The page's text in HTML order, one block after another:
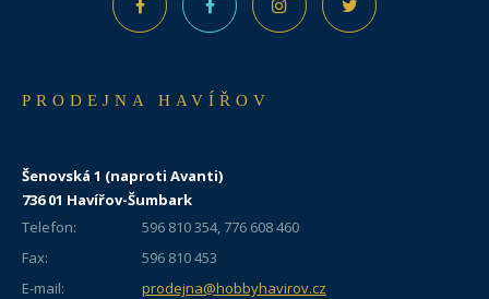
PRODEJNA HAVÍŘOV
Šenovská 1 (naproti Avanti)
736 01 Havířov-Šumbark
Telefon:
596 810 354, 776 608 460
Fax:
596 810 453
E-mail:
prodejna@hobbyhavirov.cz